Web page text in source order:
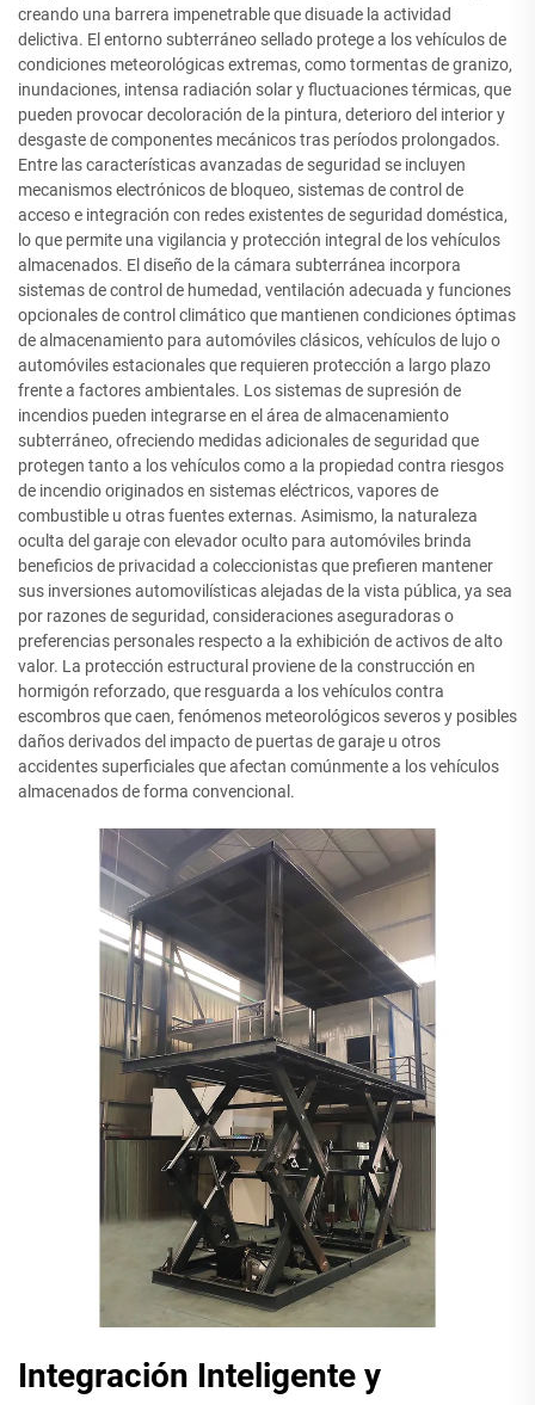
creando una barrera impenetrable que disuade la actividad
delictiva. El entorno subterráneo sellado protege a los vehículos de
condiciones meteorológicas extremas, como tormentas de granizo,
inundaciones, intensa radiación solar y fluctuaciones térmicas, que
pueden provocar decoloración de la pintura, deterioro del interior y
desgaste de componentes mecánicos tras períodos prolongados.
Entre las características avanzadas de seguridad se incluyen
mecanismos electrónicos de bloqueo, sistemas de control de
acceso e integración con redes existentes de seguridad doméstica,
lo que permite una vigilancia y protección integral de los vehículos
almacenados. El diseño de la cámara subterránea incorpora
sistemas de control de humedad, ventilación adecuada y funciones
opcionales de control climático que mantienen condiciones óptimas
de almacenamiento para automóviles clásicos, vehículos de lujo o
automóviles estacionales que requieren protección a largo plazo
frente a factores ambientales. Los sistemas de supresión de
incendios pueden integrarse en el área de almacenamiento
subterráneo, ofreciendo medidas adicionales de seguridad que
protegen tanto a los vehículos como a la propiedad contra riesgos
de incendio originados en sistemas eléctricos, vapores de
combustible u otras fuentes externas. Asimismo, la naturaleza
oculta del garaje con elevador oculto para automóviles brinda
beneficios de privacidad a coleccionistas que prefieren mantener
sus inversiones automovilísticas alejadas de la vista pública, ya sea
por razones de seguridad, consideraciones aseguradoras o
preferencias personales respecto a la exhibición de activos de alto
valor. La protección estructural proviene de la construcción en
hormigón reforzado, que resguarda a los vehículos contra
escombros que caen, fenómenos meteorológicos severos y posibles
daños derivados del impacto de puertas de garaje u otros
accidentes superficiales que afectan comúnmente a los vehículos
almacenados de forma convencional.
Integración Inteligente y